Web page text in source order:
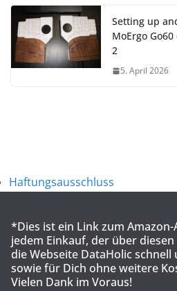
Setting up
MoErgo
2
5. April 2026
Haftungsausschluss
*Dies ist ein Link zum
jedem Einkauf, der über
die Webseite DataHolic
sowie für Dich ohne weitere
Vielen Dank im Voraus!